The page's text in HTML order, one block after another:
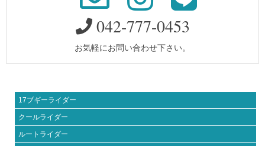
042-777-0453
お気軽にお問い合わせ下さい。
17ブギーライダー
クールライダー
ルートライダー